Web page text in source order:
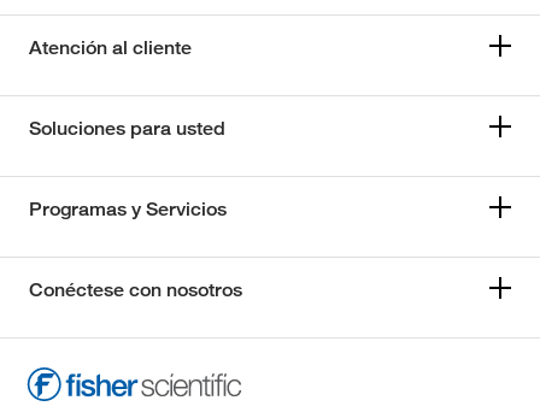
Atención al cliente
Soluciones para usted
Programas y Servicios
Conéctese con nosotros